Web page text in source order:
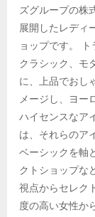
ズグループの株
展開したレディ
ョップです。 ト
クラシック、モ
に、上品でおし
メージし、ヨー
ハイセンスなア
は、それらのア
ベーシックを軸
クトショップな
視点からセレク
度の高い女性か